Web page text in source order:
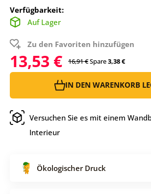
Verfügbarkeit:
Auf Lager
Zu den Favoriten hinzufügen
13,53 € 16,91 €Spare3,38 €
IN DEN WARENKORB
Versuchen Sie es mit einem
Interieur
Ökologischer Druck